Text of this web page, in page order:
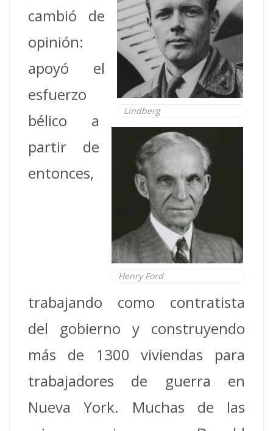
Lindberg
Henry Ford
cambió de
opinión:
apoyó el
esfuerzo
bélico a
partir de
entonces,
trabajando como contratista
del gobierno y construyendo
más de 1300 viviendas para
trabajadores de guerra en
Nueva York. Muchas de las